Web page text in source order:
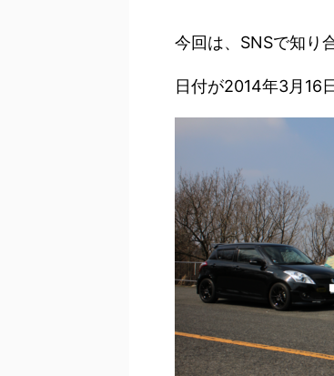
今回は、SNSで知り
日付が2014年3月16